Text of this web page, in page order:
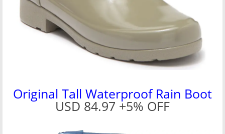
Original Tall Waterproof Rain Boot
USD 84.97 +5% OFF